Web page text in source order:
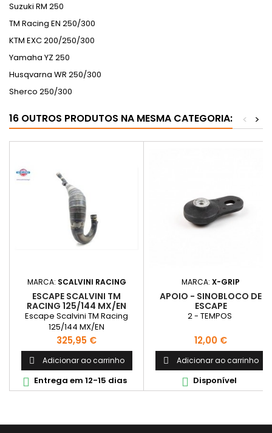
Suzuki RM 250
TM Racing EN 250/300
KTM EXC 200/250/300
Yamaha YZ 250
Husqvarna WR 250/300
Sherco 250/300
16 OUTROS PRODUTOS NA MESMA CATEGORIA: >
<
MARCA: SCALVINI RACING
ESCAPE SCALVINI TM
RACING 125/144 MX/EN
Escape Scalvini TM Racing
125/144 MX/EN
Preço
325,95 €
 Adicionar ao carrinho
 Entrega em 12-15 dias
MARCA: X-GRIP
APOIO - SINOBLOCO DE
ESCAPE
2 - TEMPOS
Preço
12,00 €
 Adicionar ao carrinho
 Disponível